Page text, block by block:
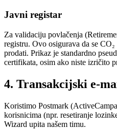
Javni registar
Za validaciju povlačenja
registru. Ovo osigurava da se
prodati. Prikaz je standardno
certifikata, osim ako niste izričito
4. Transakcijski e-
Koristimo Postmark
korisnicima (npr. resetiranje
Wizard upita našem timu.